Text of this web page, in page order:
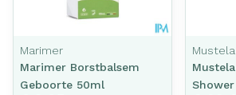
Marimer
Marimer Borstbalsem
Geboorte 50ml
Mustela